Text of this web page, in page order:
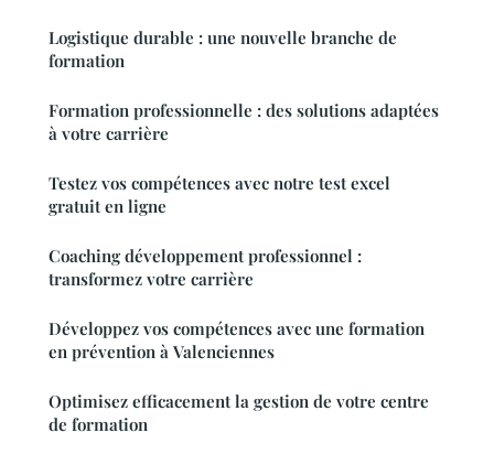
Logistique durable : une nouvelle branche de
formation
Formation professionnelle : des solutions adaptées
à votre carrière
Testez vos compétences avec notre test excel
gratuit en ligne
Coaching développement professionnel :
transformez votre carrière
Développez vos compétences avec une formation
en prévention à Valenciennes
Optimisez efficacement la gestion de votre centre
de formation